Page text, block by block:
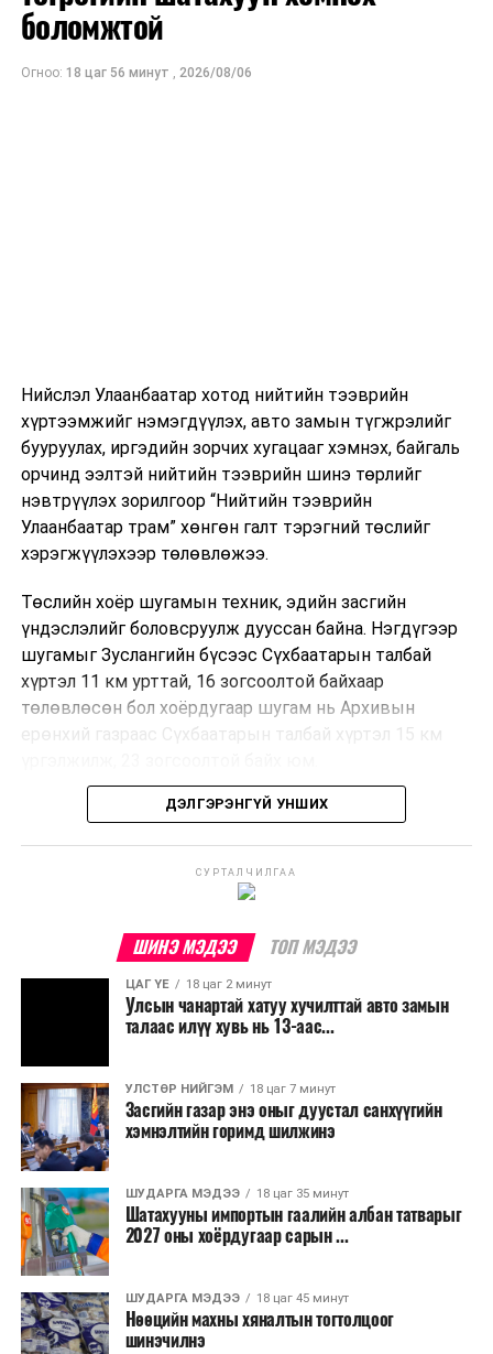
ам.долларбайхаар тооцжээ.
боломжтой
Огноо: 18 цаг 56 минут , 2026/08/06
Нийслэл Улаанбаатар хотод нийтийн тээврийн
хүртээмжийг нэмэгдүүлэх, авто замын түгжрэлийг
бууруулах, иргэдийн зорчих хугацааг хэмнэх, байгаль
орчинд ээлтэй нийтийн тээврийн шинэ төрлийг
нэвтрүүлэх зорилгоор “Нийтийн тээврийн
Улаанбаатар трам” хөнгөн галт тэрэгний төслийг
хэрэгжүүлэхээр төлөвлөжээ.
Төслийн хоёр шугамын техник, эдийн засгийн
үндэслэлийг боловсруулж дууссан байна. Нэгдүгээр
шугамыг Зуслангийн бүсээс Сүхбаатарын талбай
хүртэл 11 км урттай, 16 зогсоолтой байхаар
төлөвлөсөн бол хоёрдугаар шугам нь Архивын
ерөнхий газраас Сүхбаатарын талбай хүртэл 15 км
Төслийг бүрэн хэрэгжүүлснээр цагт 10-12 мянган
Трамвайн системийг хөгжүүлснээр нийтийн тээвэрт
суурилсан хот төлөвлөлтийг дэмжиж, шугам болон
зогсоолуудыг түшиглэсэн худалдаа, үйлчилгээ, орон
сууцны шинэ бүсүүд бий болох боломжтой. Үүний
зэрэгцээ ажлын байр нэмэгдэх, жижиг, дунд
бизнесийн үйл ажиллагаа өргөжих, үл хөдлөх
хөрөнгийн үнэ цэнэ өсөх зэрэг эдийн засгийн эерэг
үр нөлөө үзүүлнэ гэж тооцсон байна.
Трамвай нь цахилгаан эрчим хүчээр ажилладаг тул
ашиглалтын явцад агаар бохирдуулагч бодис шууд
ялгаруулахгүй. Иргэд хувийн автомашинаас их
багтаамжийн нийтийн тээвэрт шилжсэнээр замын
хөдөлгөөний ачаалал, нүүрстөрөгчийн давхар исэл
болон бусад хүлэмжийн хийн ялгарлыг бууруулах ач
холбогдолтой.
ДЭЛГЭРЭНГҮЙ УНШИХ
СУРТАЛЧИЛГАА
ШИНЭ МЭДЭЭ ТОП МЭДЭЭ
ЦАГ ҮЕ 18 цаг 2 минут
Улсын чанартай хатуу хучилттай авто замын
талаас илүү хувь нь 13-аас...
УЛСТӨР НИЙГЭМ 18 цаг 7 минут
Засгийн газар энэ оныг дуустал санхүүгийн
хэмнэлтийн горимд шилжинэ
ШУДАРГА МЭДЭЭ 18 цаг 35 минут
Шатахууны импортын гаалийн албан татварыг
2027 оны хоёрдугаар сарын ...
ШУДАРГА МЭДЭЭ 18 цаг 45 минут
Нөөцийн махны хяналтын тогтолцоог
шинэчилнэ